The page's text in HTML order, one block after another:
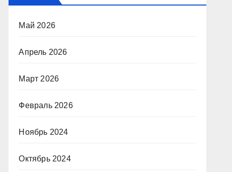
Май 2026
Апрель 2026
Март 2026
Февраль 2026
Ноябрь 2024
Октябрь 2024